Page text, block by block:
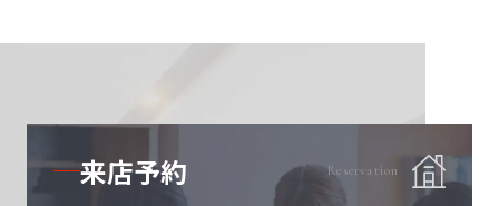
Reservation
来店予約